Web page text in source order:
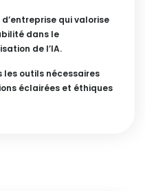
qui valorise
dans le
de l’IA.​
les outils nécessaires
éclairées et éthiques